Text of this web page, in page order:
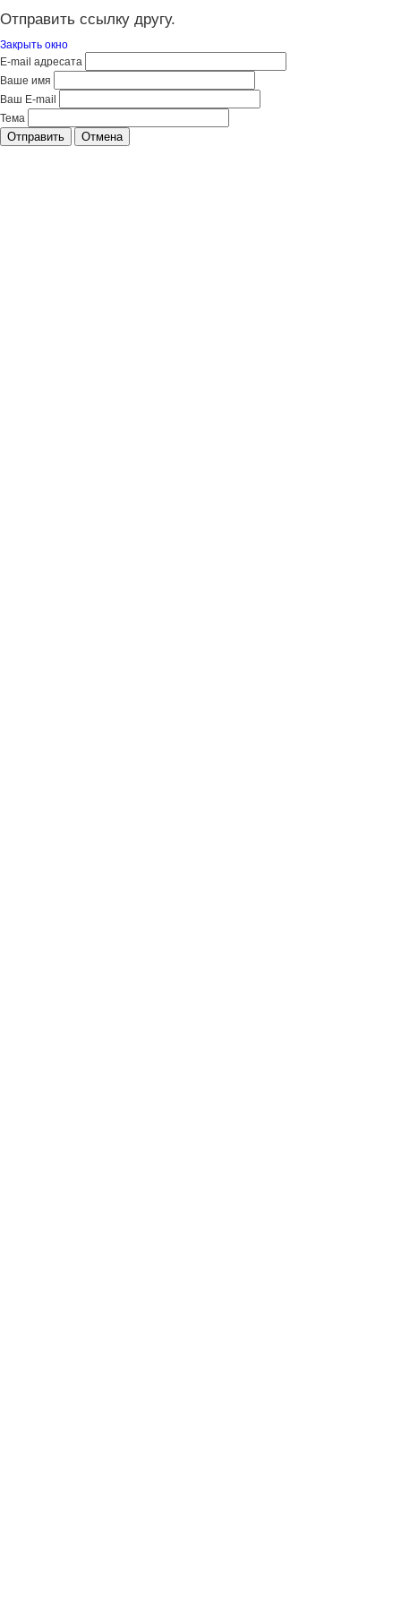
Отправить ссылку другу.
Закрыть окно
E-mail адресата
Ваше имя
Ваш E-mail
Тема
Отправить Отмена